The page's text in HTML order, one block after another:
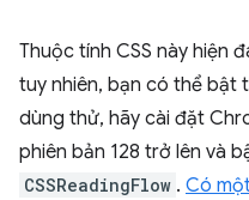
Thuộc tính CSS này hiện
tuy nhiên, bạn có thể bật
dùng thử, hãy cài đặt
phiên bản 128 trở lên và
CSSReadingFlow . Có